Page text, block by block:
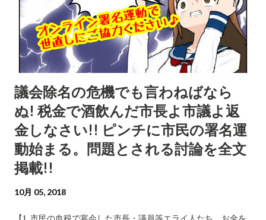
改定率で8月から給料を引き上げたことを踏まえ、これを上回る
率が 「市民の理解を得られるか」といった意見が出た。 第4回
審議会では委員から「県に準じた方がいい」などの発言が相次
いだ。」 嬉しいことに、小泉の議会発言が審議会の念頭にあ
り、報酬等アップ率を引き下げたという趣旨の記事になってい
る。「市議会で反対意見が出た」、「『「市民の理解を得られ
るか」といった意見が出た』」というのは、何れも小泉の一般
質問のことだ。他にこの件で質問した議員はいないから、間違
いない。 市幹部の「異例の変更」というコメントはもっとも
で、小泉も審議会の方針がひっくり返ることまでは想定してい
なかった。それだけに、望外の大成果だ。 但し、審議会事務局
に問い合わせたところ、審議会では特に小泉発言への言及があ
議会除名の危機でも言わねばなら
ぬ! 税金で酒飲んだ市長よ市議よ返
金しなさい!! ピンチに市民の署名運
動始まる。問題とされる討論を全文
掲載!!
10月 05, 2018